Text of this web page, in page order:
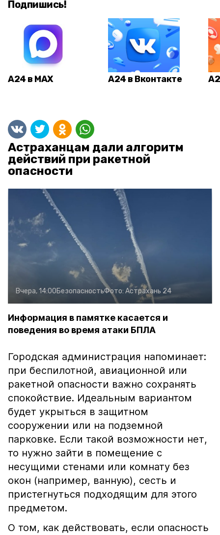
Подпишись!
А24 в MAX А24 в Вконтакте
Астраханцам дали алгоритм
действий при ракетной
опасности
Вчера, 14:00БезопасностьФото: Астрахань 24
Информация в памятке касается и
поведения во время атаки БПЛА
Городская администрация напоминает:
при беспилотной, авиационной или
ракетной опасности важно сохранять
спокойствие. Идеальным вариантом
будет укрыться в защитном
сооружении или на подземной
парковке. Если такой возможности нет,
то нужно зайти в помещение с
несущими стенами или комнату без
окон (например, ванную), сесть и
пристегнуться подходящим для этого
предметом.
О том, как действовать, если опасность